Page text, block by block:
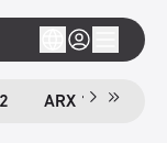
ARX 16-2